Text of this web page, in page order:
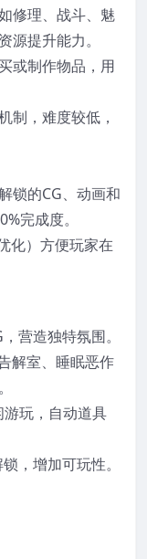
修理、战斗、魅
源提升能力。
或制作物品，用
制，难度较低，
锁的CG、动画和
完成度。
化）方便玩家在
营造独特氛围。
解室、睡眠恶作
玩，自动道具
，增加可玩性。